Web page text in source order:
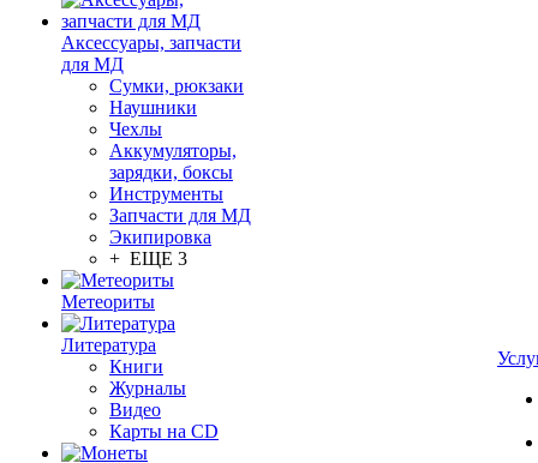
Аксессуары, запчасти
для МД
Сумки, рюкзаки
Наушники
Чехлы
Аккумуляторы,
зарядки, боксы
Инструменты
Запчасти для МД
Экипировка
+ ЕЩЕ 3
Метеориты
Литература
Книги
Журналы
Видео
Карты на CD